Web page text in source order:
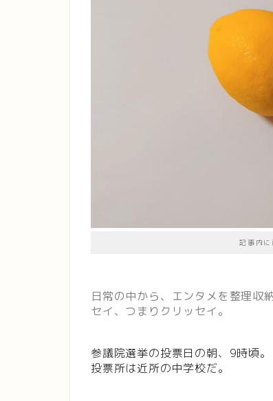
記事内
日常の中から、エンタメを整理収
セイ、つまりクリッセイ。
参議院選挙の投票日の朝、9時頃。
投票所は近所の中学校だ。